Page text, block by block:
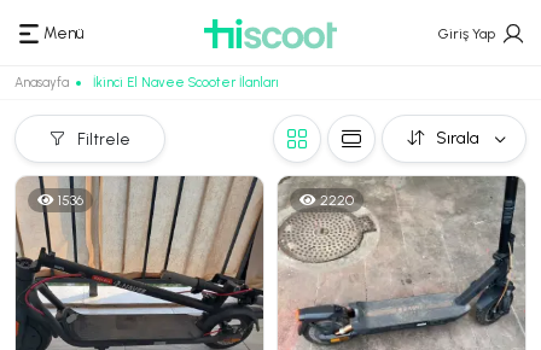
Menü Giriş Yap
Anasayfa İkinci El Navee Scooter İlanları
Filtrele Sırala
1536 2220